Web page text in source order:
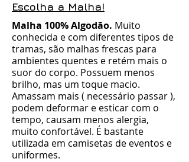
Escolha a Malha!
Malha 100% Algodão. Muito
conhecida e com diferentes tipos de
tramas, são malhas frescas para
ambientes quentes e retém mais o
suor do corpo. Possuem menos
brilho, mas um toque macio.
Amassam mais ( necessário passar ),
podem deformar e esticar com o
tempo, causam menos alergia,
muito confortável. É bastante
utilizada em camisetas de eventos e
uniformes.